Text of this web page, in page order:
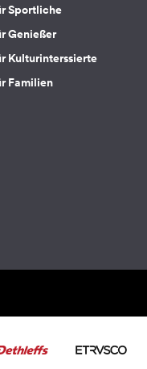
Sportliche
Genießer
Kulturinterssierte
Familien